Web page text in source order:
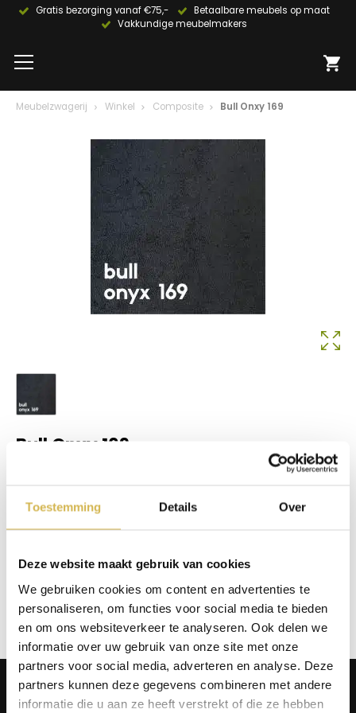
Toestemming Details Over
Deze website maakt gebruik van cookies
We gebruiken cookies om content en advertenties te
personaliseren, om functies voor social media te bieden
en om ons websiteverkeer te analyseren. Ook delen we
informatie over uw gebruik van onze site met onze
partners voor social media, adverteren en analyse. Deze
partners kunnen deze gegevens combineren met andere
informatie die u aan ze heeft verstrekt of die ze hebben
Gratis bezorging vanaf €75,-
Betaalbare meubels op maat
Vakkundige meubelmakers
Meubelzwagerij Winkel Composite Bull Onxy 169
Bull Onxy 169
Info aanvragen / wensen doorgeven
Op verlanglijstje
Producten
Tafels